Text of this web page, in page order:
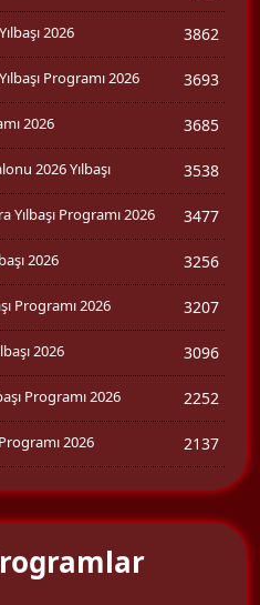
2026 3862
Programı 2026 3693
2026 3685
2026 Yılbaşı 3538
Programı 2026 3477
2026 3256
Programı 2026 3207
2026 3096
Programı 2026 2252
2026 2137